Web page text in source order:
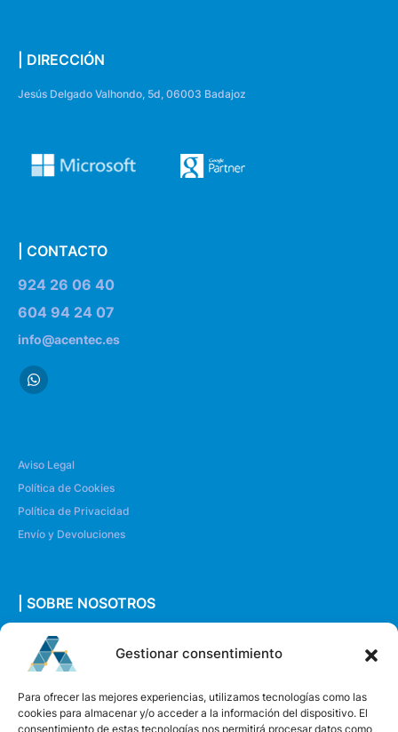
Gestionar consentimiento
Para ofrecer las mejores experiencias, utilizamos tecnologías como las
cookies para almacenar y/o acceder a la información del dispositivo. El
consentimiento de estas tecnologías nos permitirá procesar datos como
| DIRECCIÓN
Jesús Delgado Valhondo, 5d, 06003 Badajoz
| CONTACTO
924 26 06 40
604 94 24 07
info@acentec.es
Aviso Legal
Política de Cookies
Política de Privacidad
Envío y Devoluciones
| SOBRE NOSOTROS
Quiénes somos
Envíanos un mensaje